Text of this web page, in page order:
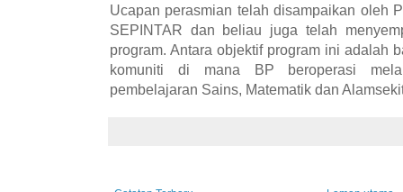
Ucapan perasmian telah disampaikan oleh
SEPINTAR dan beliau juga telah
program. Antara objektif program ini adalah
komuniti di mana BP beroperasi
pembelajaran Sains, Matematik dan